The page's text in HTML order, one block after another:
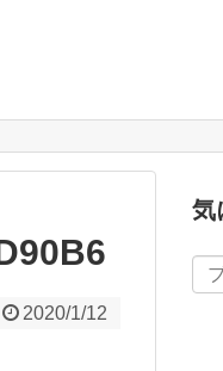
2020/1/12
気